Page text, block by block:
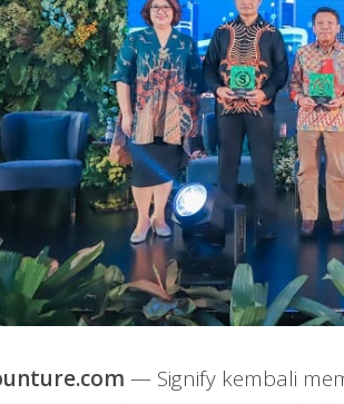
— Signify kembali